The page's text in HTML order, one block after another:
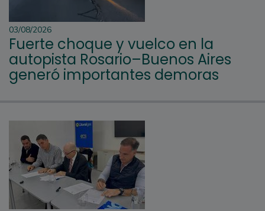
03/08/2026
Fuerte choque y vuelco en la
autopista Rosario–Buenos Aires
generó importantes demoras